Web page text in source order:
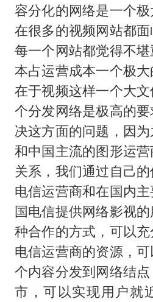
容分化的网络是一个
在很多的视频网站都面
每一个网站都觉得不
本占运营成本一个极
在于视频这样一个大
个分发网络是极高的
决这方面的问题，因
和中国主流的图形运
关系，我们通过自己
电信运营商和在国内
国电信提供网络影视
种合作的方式，可以
电信运营商的资源，
个内容分发到网络结
市，可以实现用户就